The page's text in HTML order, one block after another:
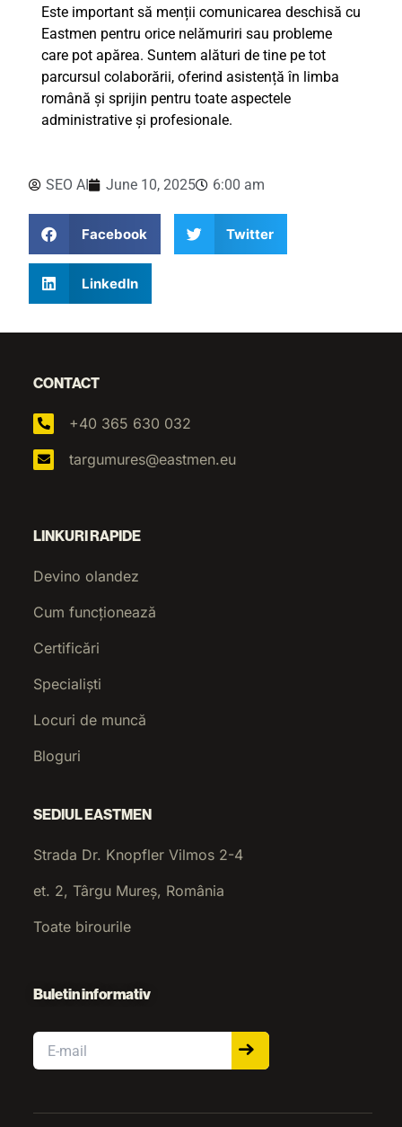
Este important să menții comunicarea deschisă cu
Eastmen pentru orice nelămuriri sau probleme
care pot apărea. Suntem alături de tine pe tot
parcursul colaborării, oferind asistență în limba
română și sprijin pentru toate aspectele
administrative și profesionale.
SEO AI June 10, 2025 6:00 am
Facebook Twitter
LinkedIn
CONTACT
+40 365 630 032
targumures@eastmen.eu
LINKURI RAPIDE
Devino olandez
Cum funcționează
Certificări
Specialiști
Locuri de muncă
Bloguri
SEDIUL EASTMEN
Strada Dr. Knopfler Vilmos 2-4
et. 2, Târgu Mureș, România
Toate birourile
Buletin informativ
Email